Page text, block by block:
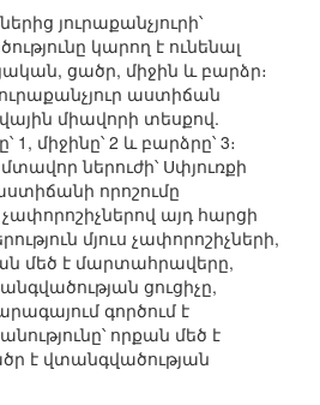
յուրաքանչյուրի՝
կարող է ունենալ
ցածր, միջին և բարձր։
աստիճան
միավորի տեսքով.
1, միջինը՝ 2 և բարձրը՝ 3։
ներուժի՝ Սփյուռքի
որոշումը
չափորոշիչներով այդ հարցի
մյուս չափորոշիչների,
մեծ է մարտահրավերը,
ցուցիչը,
գործում է
որքան մեծ է
է վտանգվածության